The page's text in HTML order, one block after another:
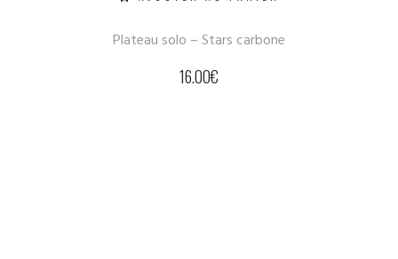
Plateau solo – Stars carbone
16.00€